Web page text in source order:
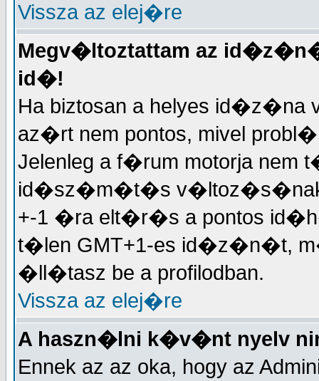
Vissza az elej�re
Megv�ltoztattam az
id�!
Ha biztosan a helyes
az�rt nem pontos, mivel
Jelenleg a f�rum motorja
id�sz�m�t�s
+-1 �ra elt�r�s a pontos
t�len GMT+1-es id�z�n�t,
�ll�tasz be a profilodban.
Vissza az elej�re
A haszn�lni k�v�nt nyelv
Ennek az az oka, hogy az